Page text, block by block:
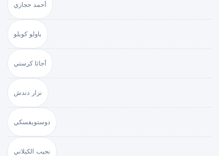
أحمد حجازي
باولو كويلو
أجاثا كرستي
نزار دندش
دوستويفسكي
نجيب الكيلاني